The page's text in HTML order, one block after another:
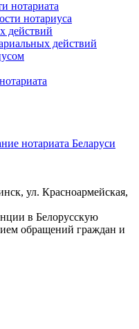
нотариата
нотариуса
действий
действий
нотариата Беларуси
ул. Красноармейская,
в Белорусскую
обращений граждан и